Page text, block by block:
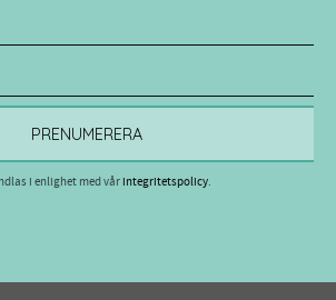
PRENUMERERA
i enlighet med vårintegritetspolicy.